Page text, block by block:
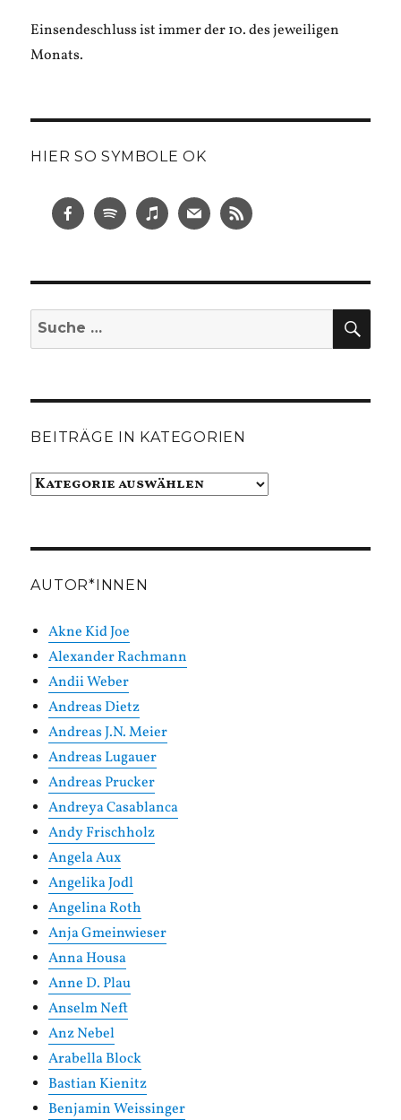
Einsendeschluss ist immer der 10. des jeweiligen
Monats.
HIER SO SYMBOLE OK
Suche
nach:
BEITRÄGE IN KATEGORIEN
Beiträge
AUTOR*INNEN
Akne Kid Joe
Alexander Rachmann
Andii Weber
Andreas Dietz
Andreas J.N. Meier
Andreas Lugauer
Andreas Prucker
Andreya Casablanca
Andy Frischholz
Angela Aux
Angelika Jodl
Angelina Roth
Anja Gmeinwieser
Anna Housa
Anne D. Plau
Anselm Neft
Anz Nebel
Arabella Block
Bastian Kienitz
Benjamin Weissinger